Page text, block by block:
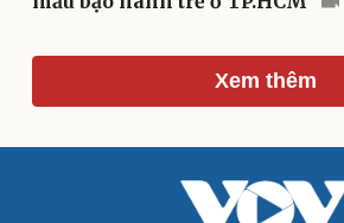
Tư vấn
Podcast
Câu
Kể
Hạt
Xem thêm